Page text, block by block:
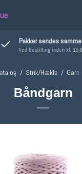
Pakker sendes samme
Ved bestilling inden kl. 13,00
/ Strik/Hækle / Garn
Båndgarn